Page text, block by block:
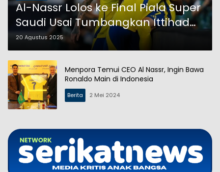
Al-Nassr Lolos ke Final Piala Super
Saudi Usai Tumbangkan Ittihad
FC 2-1
20 Agustus 2025
Menpora Temui CEO Al Nassr, Ingin Bawa
Ronaldo Main di Indonesia
Berita 2 Mei 2024